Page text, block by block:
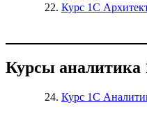
Курс 1С
Курсы аналитика
Курс 1С